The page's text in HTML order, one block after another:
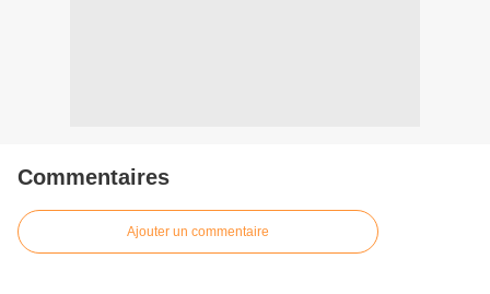
Commentaires
Ajouter un commentaire